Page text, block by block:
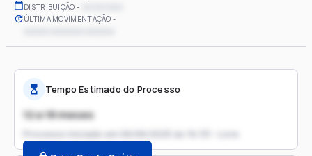
DISTRIBUIÇÃO
ÚLTIMA MOVIMENTAÇÃO
Tempo Estimado do Processo
12 a 18 meses
Processo iniciado em 06/06/2025 às 16:33 - Livre